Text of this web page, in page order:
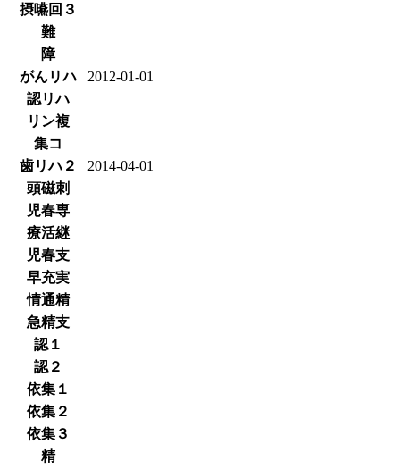
摂嚥回３
難
障
がんリハ
2012-01-01
認リハ
リン複
集コ
歯リハ２
2014-04-01
頭磁刺
児春専
療活継
児春支
早充実
情通精
急精支
認１
認２
依集１
依集２
依集３
精